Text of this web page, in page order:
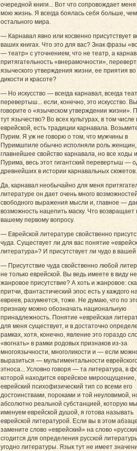
очередной книги... Вот что сопровождает
мою жизнь. Я всегда боялась себя больше, чем
остального мира.
— Карнавал явно или косвенно присутствует
ваших книгах. Что это для вас? Знак фразы
— театр» с уточнением, что не театр, а
притягательность «внерамочности»,
языческого утверждения жизни, ее приятия во
дикости и красоте?
— Но искусство — всегда карнавал, всегда
перевертыш... если, конечно, это искусство. Вы
говорите о «языческом утверждении жизни».
тут язычество? Во всех культурах, в том числе
еврейской, есть традиции карнавала.
Пурим. Я уж не говорю о том, что мужчины в
Пуримшпиле обычно исполняли роль
главнейшее свойство карнавала, но все ходы
Пурима, весь этот гигантский перевертыш —
древнейших в истории карнавальных сюжетов.
Да, карнавал необычайно для меня
литературе он дает очень много
свободного выражения мысли и, главное —
возможность нацепить маску. Что возвращает
вашему первому вопросу.
— Еврейской литературе свойственно
чуда. Существует ли для вас понятие
литература»? И присутствует ли чудо в
— Присутствие чуда свойственно любой
не только еврейской. Вы ведь имеете в виду не
жанровое присутствие? А хоть и жанровое:
притчи, фантастический эпос есть у каждого
евреев, разумеется, тоже. Не думаю, что по
признаку можно обозначать национальную
принадлежность. Понятие «еврейская
для меня существует, и в достаточно
рамках, хотя, конечно, явление это гораздо
«вогнать» в рамки родовых признаков из-за
многоязычности, многоликости и — если
выразиться — мультиментальности
этноса... Условно говоря — та литература, в
которой находится еврейское мироощущение,
еврейский психофизический тип со всеми его
достоинствами, пороками и той неуловимой,
абсолютно реальной субстанцией, которую мы
именуем еврейской душой, я готова называть
еврейской литературой. Если вы в этом
замените слово «еврейский» на слово
сгодится для определения русской
угодно литературы. Язык тут не имеет